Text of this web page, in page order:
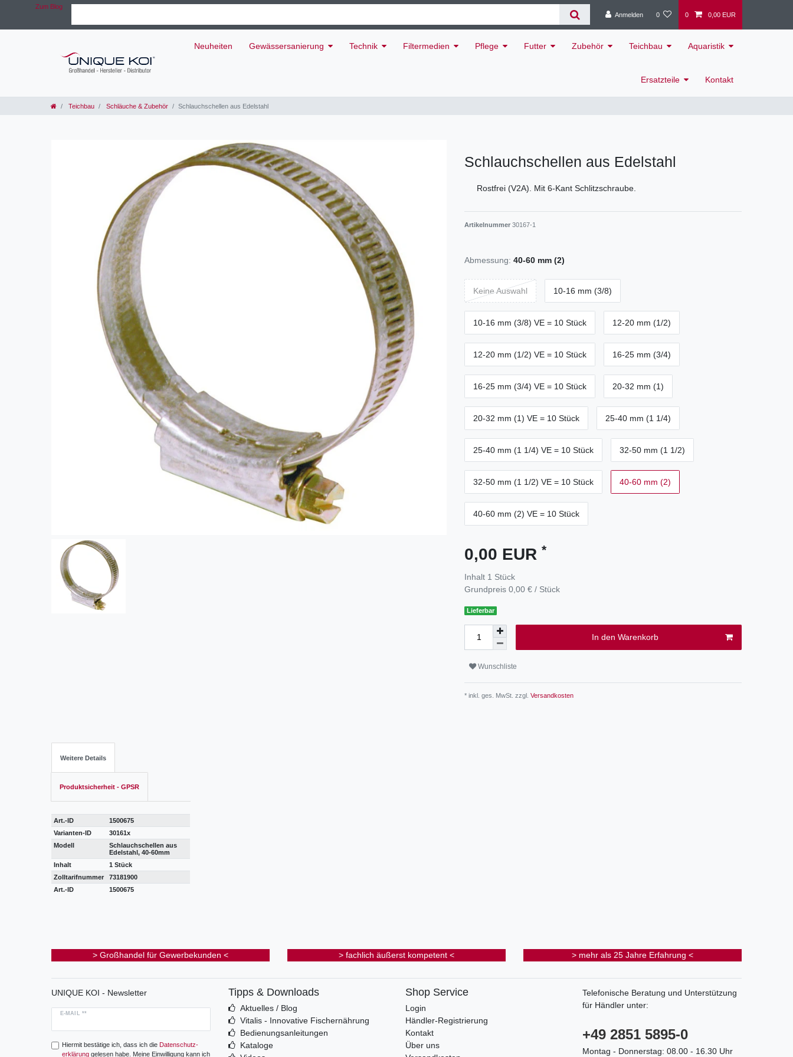
Zum Blog
Anmelden
0 0 0,00 EUR
Neuheiten Gewässersanierung Technik Filtermedien Pflege Futter Zubehör Teichbau Aquaristik
Ersatzteile Kontakt
Teichbau Schläuche & Zubehör Schlauchschellen aus Edelstahl
Schlauchschellen aus Edelstahl
Rostfrei (V2A). Mit 6-Kant Schlitzschraube.
Artikelnummer 30167-1
Abmessung: 40-60 mm (2)
Keine Auswahl 10-16 mm (3/8)
10-16 mm (3/8) VE = 10 Stück 12-20 mm (1/2)
12-20 mm (1/2) VE = 10 Stück 16-25 mm (3/4)
16-25 mm (3/4) VE = 10 Stück 20-32 mm (1)
20-32 mm (1) VE = 10 Stück 25-40 mm (1 1/4)
25-40 mm (1 1/4) VE = 10 Stück 32-50 mm (1 1/2)
32-50 mm (1 1/2) VE = 10 Stück 40-60 mm (2)
40-60 mm (2) VE = 10 Stück
0,00 EUR *
Inhalt 1 Stück
Grundpreis 0,00 € / Stück
Lieferbar
In den Warenkorb
Wunschliste
* inkl. ges. MwSt. zzgl. Versandkosten
Weitere Details
Produktsicherheit - GPSR
Art.-ID
1500675
Varianten-ID
30161x
Modell
Schlauchschellen aus
Edelstahl, 40-60mm
Inhalt
1 Stück
Zolltarifnummer
73181900
Art.-ID
1500675
> Großhandel für Gewerbekunden < > fachlich äußerst kompetent < > mehr als 25 Jahre Erfahrung <
UNIQUE KOI - Newsletter
E-MAIL **
Hiermit bestätige ich, dass ich die Daten­schutz­
erklärunggelesen habe. Meine Einwilligung kann ich
Tipps & Downloads
Aktuelles / Blog
Vitalis - Innovative Fischernährung
Bedienungsanleitungen
Kataloge
Shop Service
Login
Händler-Registrierung
Kontakt
Über uns
Telefonische Beratung und Unterstützung
für Händler unter:
+49 2851 5895-0
Montag - Donnerstag: 08.00 - 16.30 Uhr